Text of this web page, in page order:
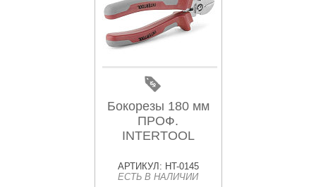
Бокорезы 180 мм
ПРОФ.
INTERTOOL
АРТИКУЛ: HT-0145
ЕСТЬ В НАЛИЧИИ